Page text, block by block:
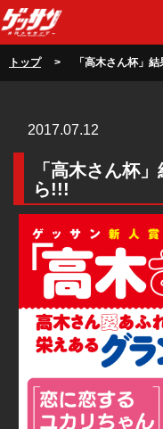
トップ> 「高木さん杯」結果
2017.07.12
「高木さん杯
ら!!!